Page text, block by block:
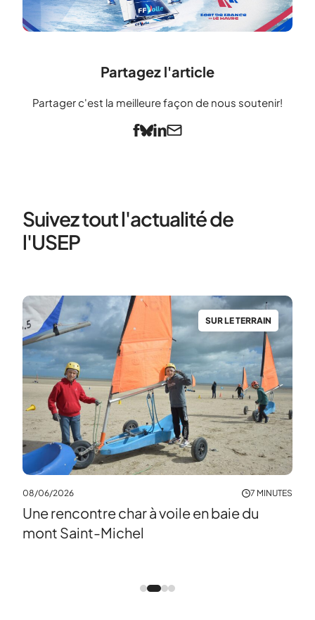
Partagez l'article
Partager c'est la meilleure façon de nous soutenir!
Suivez tout l'actualité de
l'USEP
SUR LE TERRAIN
08/06/2026 7 MINUTES
Une rencontre char à voile en baie du
mont Saint-Michel